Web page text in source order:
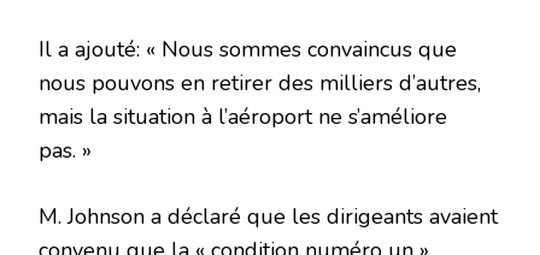
Il a ajouté: « Nous sommes convaincus que
nous pouvons en retirer des milliers d’autres,
mais la situation à l’aéroport ne s’améliore
pas. »
M. Johnson a déclaré que les dirigeants avaient